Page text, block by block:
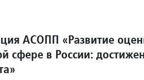
АСОПП «Развитие
сфере в России: